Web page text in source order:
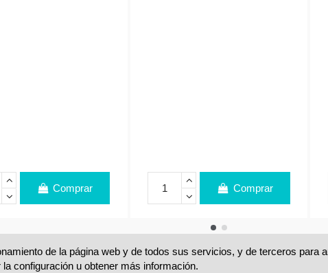
Comprar Comprar
de la página web y de todos sus servicios, y de terceros para
configuración u obtener más información.